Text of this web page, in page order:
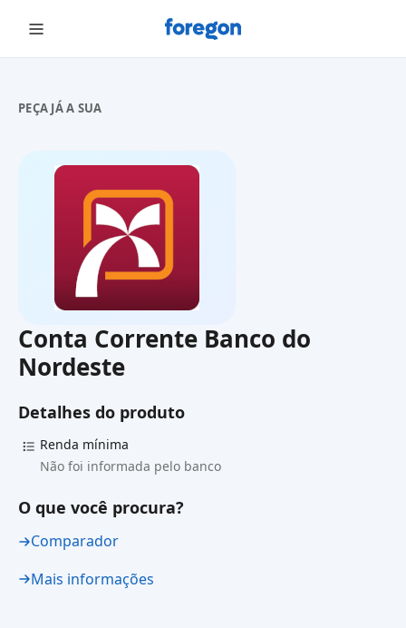
Foregon.com
PEÇA JÁ A SUA
Conta Corrente Banco do
Nordeste
Detalhes do produto
Renda mínima
Não foi informada pelo banco
O que você procura?
Comparador
Mais informações